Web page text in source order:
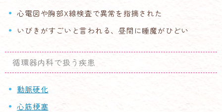
心電図や胸部X線検査で異常を指摘された
いびきがすごいと言われる、昼間に睡魔がひどい
循環器内科で扱う疾患
動脈硬化
心筋梗塞